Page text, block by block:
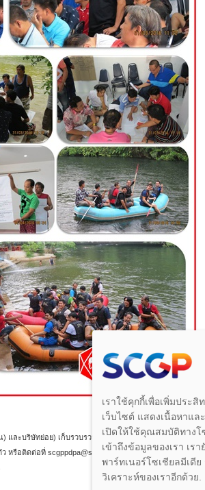
และบริษัทย่อย) เก็บรวบรวมไว้ก่อนวันที่พระราชบัญญัติคุ้มครอ
หรือติดต่อที่ scgppdpa@scg.com
เราใช้คุกกี้เพื่อเพิ่มประ
เว็บไซต์ แสดงเนื้อหาแ
เปิดให้ใช้คุณสมบัติทางโ
เข้าถึงข้อมูลของเรา เร
พาร์ทเนอร์โซเชียลมีเดี
วิเคราะห์ของเราอีกด้วย.